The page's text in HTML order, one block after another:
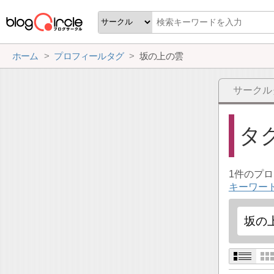
ホーム プロフィールタグ 坂の上の雲
サーク
タ
1件のプ
キーワー